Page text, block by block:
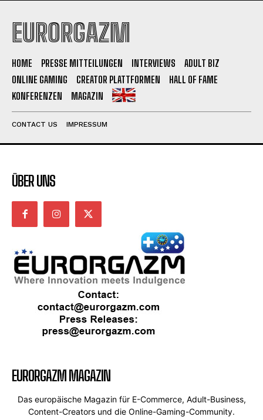
EURORGAZM
HOME PRESSE MITTEILUNGEN INTERVIEWS
ADULT BIZ
ONLINE GAMING
CREATOR PLATTFORMEN
HALL OF FAME
KONFERENZEN
MAGAZIN
CONTACT US IMPRESSUM
ÜBER UNS
EURORGAZM MAGAZIN
Das europäische Magazin für E-Commerce, Adult-Business,
Content-Creators und die Online-Gaming-Community.